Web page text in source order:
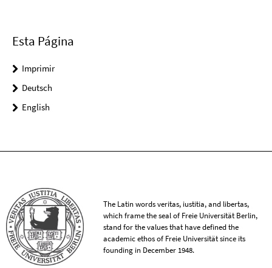
Esta Página
Imprimir
Deutsch
English
The Latin words veritas, iustitia, and libertas,
which frame the seal of Freie Universität Berlin,
stand for the values that have defined the
academic ethos of Freie Universität since its
founding in December 1948.